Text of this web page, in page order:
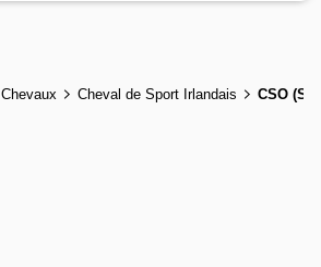
Chevaux Cheval de Sport Irlandais CSO